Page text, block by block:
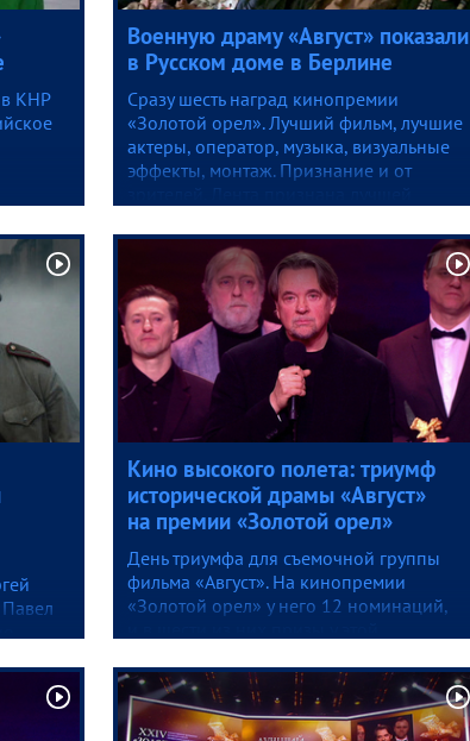
в КНР
Военную драму «Август» показали
в Русском доме в Берлине
Сразу шесть наград кинопремии
«Золотой орел». Лучший фильм, лучшие
актеры, оператор, музыка, визуальные
эффекты, монтаж. Признание и от
Кино высокого полета: триумф
исторической драмы «Август»
на премии «Золотой орел»
День триумфа для съемочной группы
фильма «Август». На кинопремии
«Золотой орел» у него 12 номинаций,
роману Владимира Богомолова
«Момент истины».